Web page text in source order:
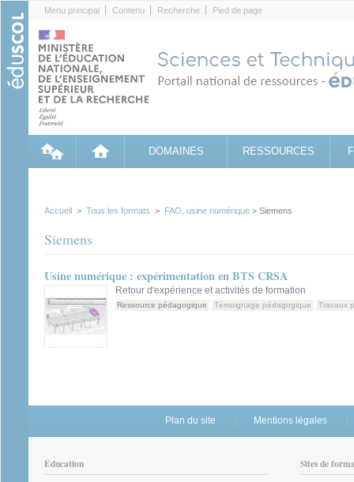
Menu principal Contenu Recherche Pied de page
DOMAINES RESSOURCES
Accueil > Tous les formats > FAO, usine numérique > Siemens
Siemens
Usine numérique : expérimentation en BTS CRSA
Retour d'expérience et activités de formation
Ressource pédagogique Témoignage pédagogique Travaux
Plan du site Mentions légales
Éducation Sites de